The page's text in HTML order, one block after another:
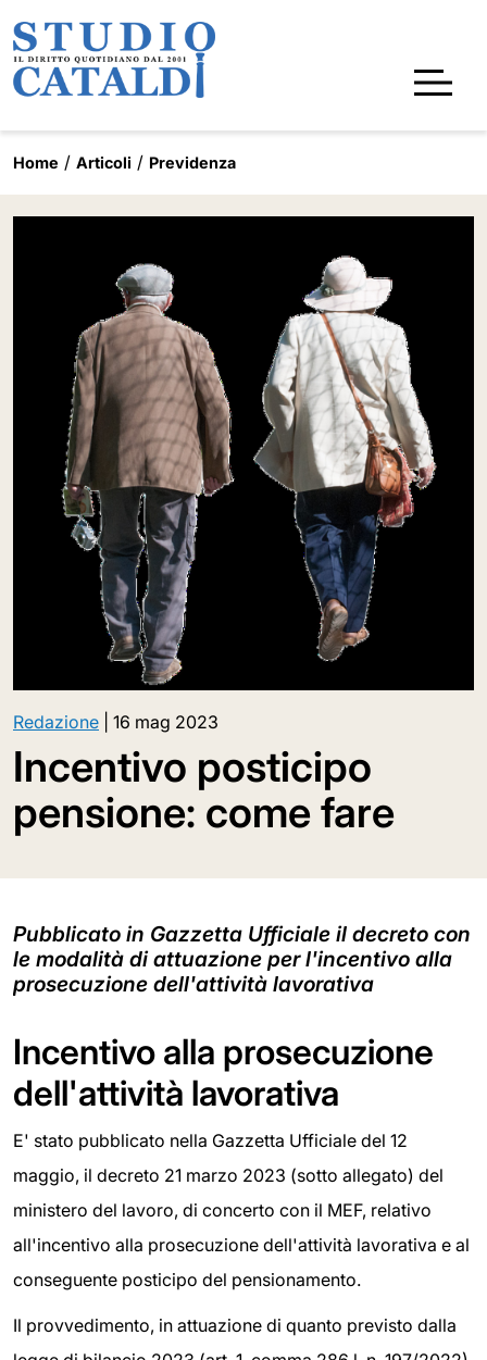
Home Articoli Previdenza
Redazione 16 mag 2023
Incentivo posticipo
pensione: come fare
Pubblicato in Gazzetta Ufficiale il decreto con
le modalità di attuazione per l'incentivo alla
prosecuzione dell'attività lavorativa
Incentivo alla prosecuzione
dell'attività lavorativa
E' stato pubblicato nella Gazzetta Ufficiale del 12
maggio, il decreto 21 marzo 2023 (sotto allegato) del
ministero del lavoro, di concerto con il MEF, relativo
all'incentivo alla prosecuzione dell'attività lavorativa e al
conseguente posticipo del pensionamento.
Il provvedimento, in attuazione di quanto previsto dalla